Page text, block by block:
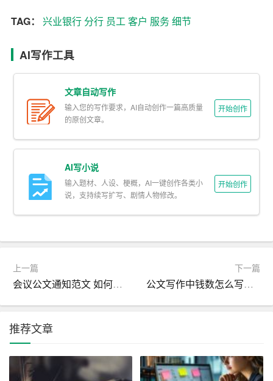
能。在服务过程中，员工们严谨细致、规范操作，以专业
户的信任和赞誉。
再次，解决实际问题。解决客户实际问题是服务的核心，
是让客户满意的基础。针对客户在办理业务过程中遇到的
问题，兴业银行淄博分行积极想办法，在不违背规章制度
题。例如，针对老年人和行动不便的客户，该行增设了绿
色通道，提供一站式服务，极大地方便了这类客户办理业
流程设计、业务办理、沟通交流等每一个环节入手，做好
水、报纸等服务，让客户在等待办理业务的过程中感到舒
适；同时，通过优化业务流程，提高办理业务的速度，减
少客户等待时间。
总之，兴业银行淄博分行基层网点以“真、专、实、细”为服
务准则，从细节入手，持续提升客户服务体验。在今后的
工作中，兴业银行淄博分行将继续加强服务管理，创新服
TAG： 兴业银行 分行 员工客户 服务细节
AI写作工具
文章自动写作
输入您的写作要求，AI自动创作一篇高质量
的原创文章。
开始创作
AI写小说
输入题材、人设、梗概，AI一键创作各类小
说，支持续写扩写、剧情人物修改。
开始创作
上一篇
会议公文通知范文 如何写一个完美的通知
下一篇
公文写作中钱数怎么写规范书写方式
推荐文章